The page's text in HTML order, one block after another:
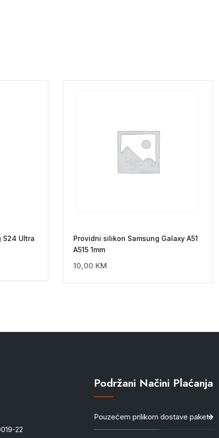
S24 Ultra
Providni silikon Samsung Galaxy A51
A515 1mm
10,00 KM
22
Podržani Načini Plaćanja
Pouzećem prilikom dostave paketa